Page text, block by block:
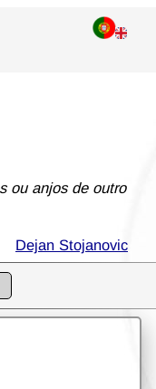
ou anjos de outro
Dejan Stojanovic